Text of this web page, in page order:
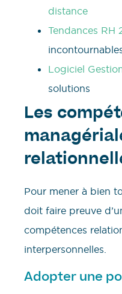
distance
Tendances RH
Logiciel
solutions
Les
Pour mener à bien
doit faire preuve
compétences
interpersonnelles.
Adopter une